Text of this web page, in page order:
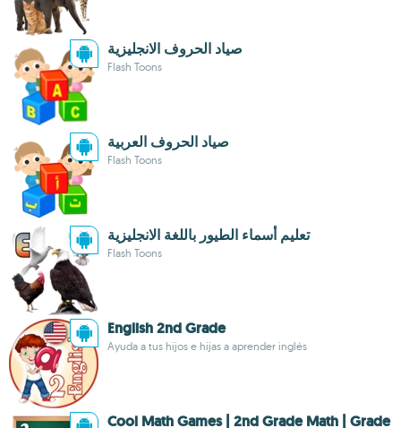
صياد الحروف الانجليزية
Flash Toons
صياد الحروف العربية
Flash Toons
تعليم أسماء الطيور باللغة الانجليزية
Flash Toons
English 2nd Grade
Ayuda a tus hijos e hijas a aprender inglés
Cool Math Games | 2nd Grade Math | Grade